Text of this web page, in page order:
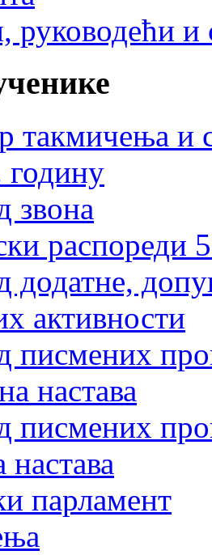
руководећи и
такмичења
годину
звона
распореди
додатне,
активности
писмених
настава
писмених
настава
парламент